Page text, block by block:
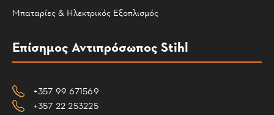
Μπαταρίες & Ηλεκτρικός Εξοπλισμός
Επίσημος Αντιπρόσωπος Stihl
+357 99 671569
+357 22 253225